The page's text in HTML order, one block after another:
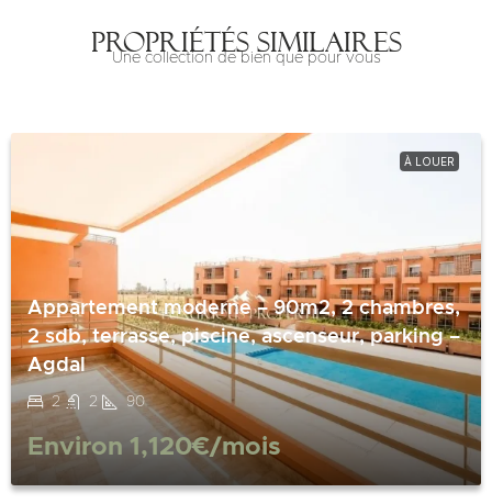
Propriétés similaires
Une collection de bien que pour vous
À LOUER
Appartement moderne – 90m2, 2 chambres,
2 sdb, terrasse, piscine, ascenseur, parking –
Agdal
2 2 90
Environ 1,120€/mois